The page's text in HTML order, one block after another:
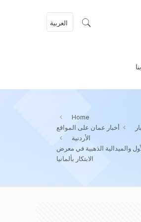
العربية
Home
أخبار عمان على المواقع
الأردنية
والميدالية الذهبية في معرض
الابتكار بألمانيا